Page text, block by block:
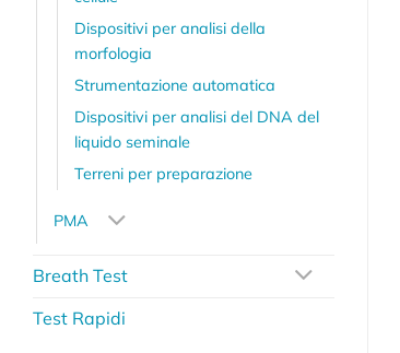
Dispositivi per analisi della
morfologia
Strumentazione automatica
Dispositivi per analisi del DNA del
liquido seminale
Terreni per preparazione
PMA
Breath Test
Test Rapidi